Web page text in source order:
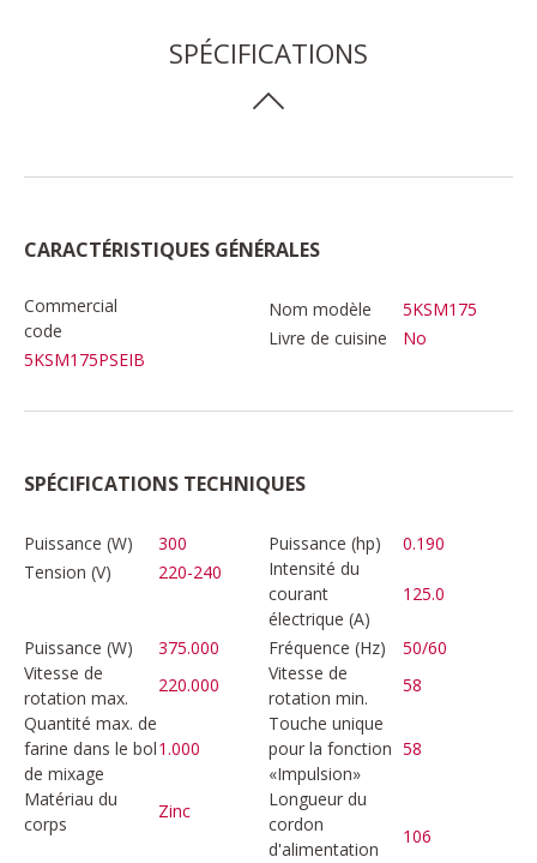
SPÉCIFICATIONS
CARACTÉRISTIQUES GÉNÉRALES
Commercial
code
5KSM175PSEIB
Nom modèle
5KSM175
Livre de cuisine
No
SPÉCIFICATIONS TECHNIQUES
Puissance (W) 300 Puissance (hp)
0.190
Tension (V)
220-240
Intensité du
courant
électrique (A)
125.0
Puissance (W) 375.000 Fréquence (Hz)
50/60
Vitesse de
rotation max.
220.000
Vitesse de
rotation min.
58
Quantité max. de
farine dans le bol
de mixage
1.000
Touche unique
pour la fonction
«Impulsion»
58
Matériau du
corps
Zinc
Longueur du
cordon
d'alimentation
106